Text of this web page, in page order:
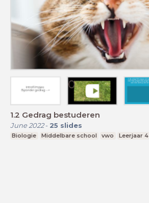
1.2 Gedrag bestuderen
June 2022- 25 slides
Biologie Middelbare school vwo Leerjaar 4